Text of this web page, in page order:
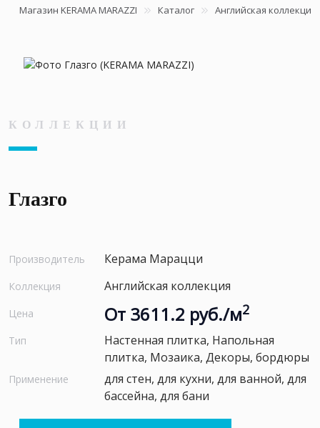
Магазин KERAMA MARAZZI Каталог Английская коллекция
КОЛЛЕКЦИИ
Глазго
Производитель Керама Марацци
Коллекция Английская коллекция
Цена От 3611.2 руб./м2
Тип
Настенная плитка, Напольная
плитка, Мозаика, Декоры, бордюры
Применение
для стен, для кухни, для ванной, для
бассейна, для бани